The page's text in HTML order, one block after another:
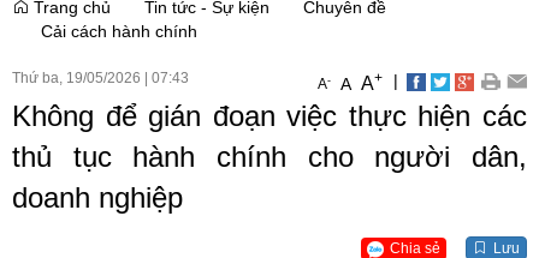
Trang chủ
Tin tức - Sự kiện
Chuyên đề
Cải cách hành chính
Thứ ba, 19/05/2026 07:43 A- A A+ |
Không để gián đoạn việc thực hiện các
thủ tục hành chính cho người dân,
doanh nghiệp
Chia sẻ Lưu